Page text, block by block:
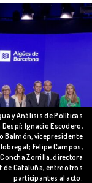
y Análisis de Políticas
Ignacio Escudero,
Balmón, vicepresidente
Felipe Campos,
Zorrilla, directora
de Cataluña, entre otros
participantes al acto.